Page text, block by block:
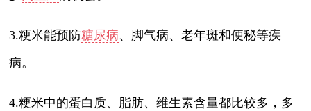
3.粳米能预防糖尿病、脚气病、老年斑和便秘等疾
病。
4.粳米中的蛋白质、脂肪、维生素含量都比较多，多